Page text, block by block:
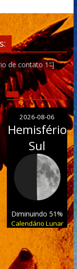
de contato 1"]
2026-08-06
Hemisfério
Sul
Diminuindo 51%
Calendário Lunar